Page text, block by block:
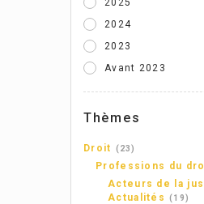
2025
2024
2023
Avant 2023
Thèmes
Droit 23
Professions du
Acteurs de la
Actualités
19